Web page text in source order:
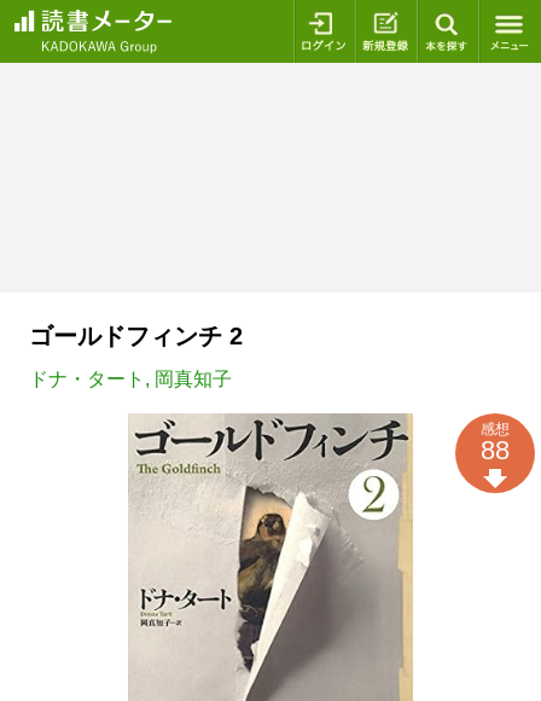
ログイン 新規登録
ゴールドフィンチ 2
ドナ・タート , 岡真知子
感想
88